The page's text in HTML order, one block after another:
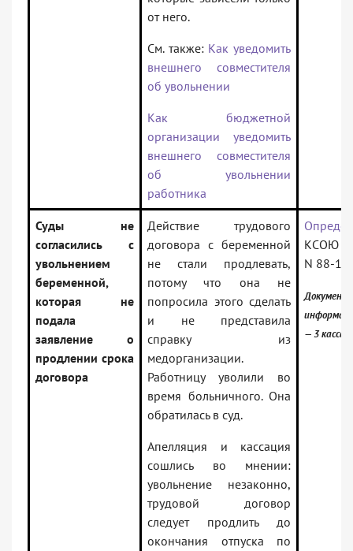
от него.
См. также: Как уведомить
внешнего совместителя
об увольнении
Как бюджетной
организации уведомить
внешнего совместителя
об увольнении
работника
Суды не
согласились с
увольнением
беременной,
которая не
подала
заявление о
продлении срока
договора
Действие трудового
договора с беременной
не стали продлевать,
потому что она не
попросила этого сделать
и не представила
справку из
медорганизации.
Работницу уволили во
время больничного. Она
обратилась в суд.
Апелляция и кассация
сошлись во мнении:
увольнение незаконно,
трудовой договор
следует продлить до
окончания отпуска по
КСОЮ
N 88-
Документ
— 3